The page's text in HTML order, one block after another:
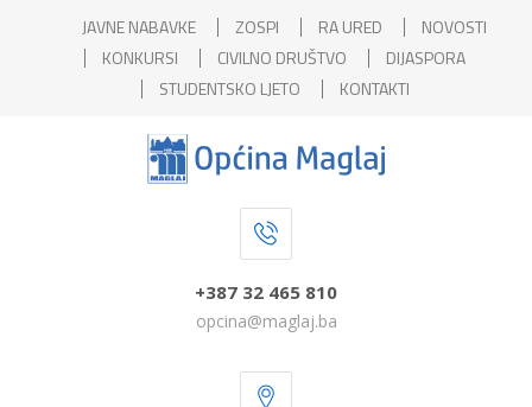
JAVNE NABAVKE ZOSPI RA URED
NOVOSTI
KONKURSI
CIVILNO DRUŠTVO
DIJASPORA
STUDENTSKO LJETO
KONTAKTI
+387 32 465 810
opcina@maglaj.ba